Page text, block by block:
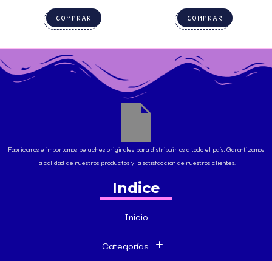
COMPRAR COMPRAR
Fabricamos e importamos peluches originales para distribuirlos a todo el país, Garantizamos
la calidad de nuestros productos y la satisfacción de nuestros clientes.
Indice
Inicio
Categorías